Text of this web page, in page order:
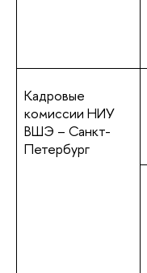
Кадровые
комиссии НИУ
ВШЭ – Санкт-
Петербург